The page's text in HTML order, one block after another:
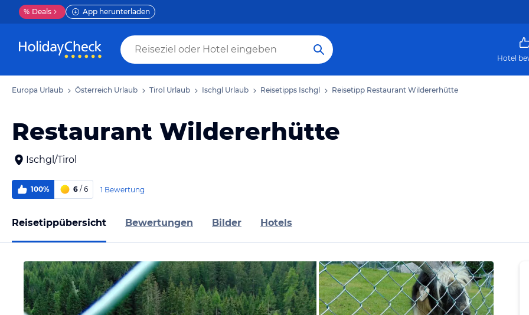
% Deals App herunterladen
Hotel
Europa Urlaub Österreich Urlaub Tirol Urlaub Ischgl Urlaub Reisetipps Ischgl Reisetipp Restaurant Wildererhütte
Restaurant Wildererhütte
Ischgl/Tirol
100% 6 / 6 1 Bewertung
Reisetippübersicht Bewertungen Bilder Hotels